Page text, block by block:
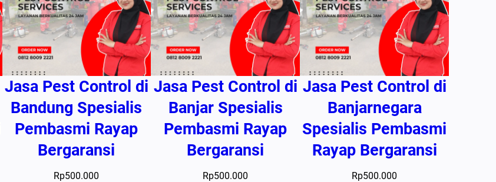
n
s
i
Jasa Pest Control di
Bandung Spesialis
Pembasmi Rayap
Bergaransi
Rp500.000
Jasa Pest Control di
Banjar Spesialis
Pembasmi Rayap
Bergaransi
Rp500.000
Jasa Pest Control di
Banjarnegara
Spesialis Pembasmi
Rayap Bergaransi
Rp500.000